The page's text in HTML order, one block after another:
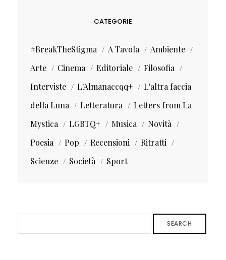
CATEGORIE
#BreakTheStigma A Tavola
Ambiente
Arte
Cinema Editoriale
Filosofia
Interviste
L'Almanaccqq+
L'altra faccia
della Luna
Letteratura
Letters from La
Mystica
LGBTQ+ Musica
Novità
Poesia
Pop Recensioni
Ritratti
Scienze
Società Sport
SEARCH